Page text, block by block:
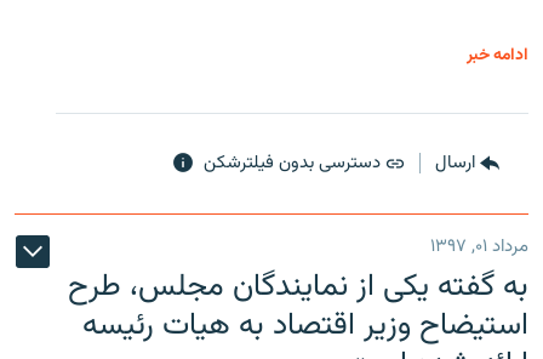
ادامه خبر
ارسال دسترسی بدون فیلترشکن
مرداد ۰۱, ۱۳۹۷
به گفته یکی از نمایندگان مجلس، طرح
استیضاح وزیر اقتصاد به هیات رئیسه